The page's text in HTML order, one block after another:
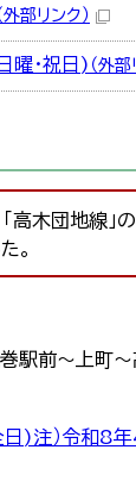
外部リンク）
曜・祝日) （外部
高木団地線」
。
駅前～上町
)注）令和8